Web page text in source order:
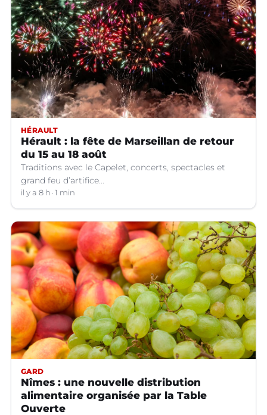
HÉRAULT
Hérault : la fête de Marseillan de retour
du 15 au 18 août
Traditions avec le Capelet, concerts, spectacles et
grand feu d’artifice...
il y a 8 h 1 min
GARD
Nîmes : une nouvelle distribution
alimentaire organisée par la Table
Ouverte